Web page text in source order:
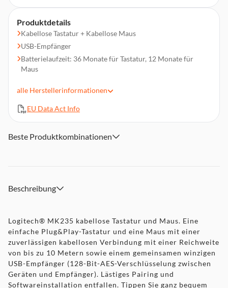
Produktdetails
Kabellose Tastatur + Kabellose Maus
USB-Empfänger
Batterielaufzeit: 36 Monate für Tastatur, 12 Monate für
Maus
Spritzwassergeschütztes Design. Strapazierfähige Tasten
Inkl. 2 AAA-Batterien, 1 AA-Batterie, USB-Empfänger
Kompatibel mit Windows 10, Windows 11, Chrome
alle Herstellerinformationen
EU Data Act Info
Beste Produktkombinationen
Beschreibung
Logitech® MK235 kabellose Tastatur und Maus. Eine
einfache Plug&Play-Tastatur und eine Maus mit einer
zuverlässigen kabellosen Verbindung mit einer Reichweite
von bis zu 10 Metern sowie einem gemeinsamen winzigen
USB-Empfänger (128-Bit-AES-Verschlüsselung zwischen
Geräten und Empfänger). Lästiges Pairing und
Softwareinstallation entfallen. Tippen Sie ganz bequem